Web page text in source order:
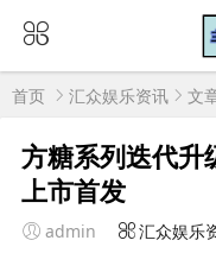
首页 汇众娱乐资讯 文
方糖系列迭代升
上市首发
admin 汇众娱乐